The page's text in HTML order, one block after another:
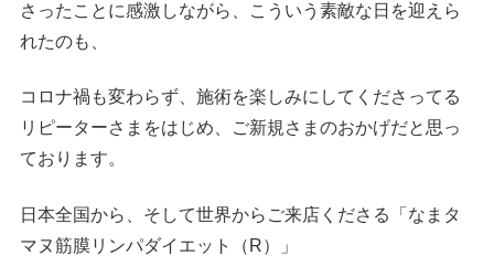
さったことに感激しながら、こういう素敵な日を迎えら
れたのも、
コロナ禍も変わらず、施術を楽しみにしてくださってる
リピーターさまをはじめ、ご新規さまのおかげだと思っ
ております。
日本全国から、そして世界からご来店くださる「なまタ
マヌ筋膜リンパダイエット（R）」